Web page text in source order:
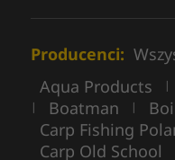
Producenci:
Aqua Products |
| Boatman |
Carp Fishing
Carp Old School